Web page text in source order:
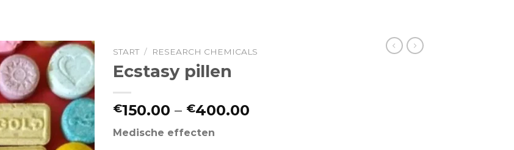
START / RESEARCH CHEMICALS ​
Ecstasy pillen
€150.00 – €400.00
Medische effecten